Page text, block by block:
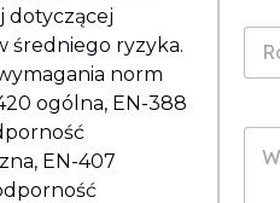
dotyczącej
średniego ryzyka.
norm
ogólna, EN-388
EN-407
c
s
*
R
z
iW